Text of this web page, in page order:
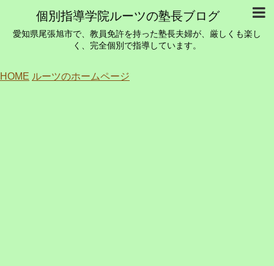
個別指導学院ルーツの塾長ブログ
愛知県尾張旭市で、教員免許を持った塾長夫婦が、厳しくも楽し
く、完全個別で指導しています。
HOME ルーツのホームページ